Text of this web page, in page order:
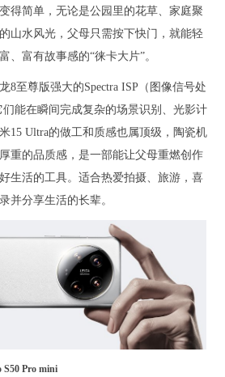
得简单，无论是公园里的花草、家庭聚
山水风光，父母只需按下快门，就能轻
、富有故事感的“徕卡大片”。
8至尊版强大的Spectra ISP（图像信号处
能在瞬间完成复杂的场景识别、光影计
15 Ultra的做工和质感也属顶级，陶瓷机
重的品质感，是一部能让父母重燃创作
生活的工具。适合热爱拍摄、旅游，喜
并分享生活的长辈。
Pro mini